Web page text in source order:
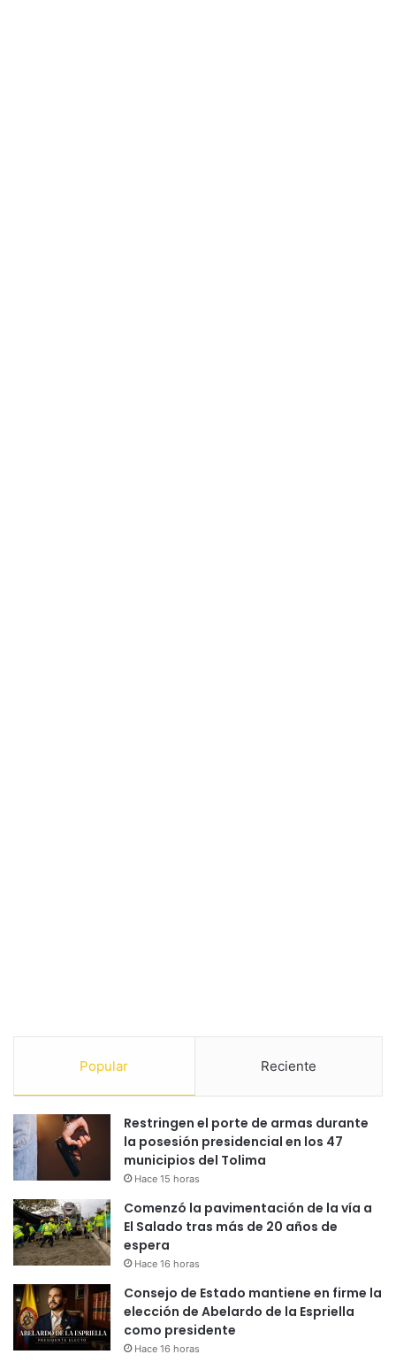
Popular Reciente
Restringen el porte de armas durante
la posesión presidencial en los 47
municipios del Tolima
Hace 15 horas
Comenzó la pavimentación de la vía a
El Salado tras más de 20 años de
espera
Hace 16 horas
Consejo de Estado mantiene en firme la
elección de Abelardo de la Espriella
como presidente
Hace 16 horas